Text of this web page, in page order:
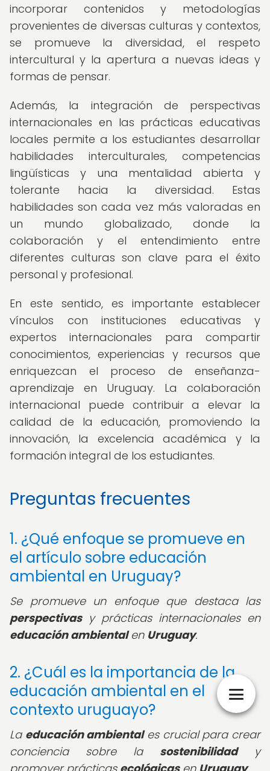
incorporar contenidos y metodologías
provenientes de diversas culturas y contextos,
se promueve la diversidad, el respeto
intercultural y la apertura a nuevas ideas y
formas de pensar.
Además, la integración de perspectivas
internacionales en las prácticas educativas
locales permite a los estudiantes desarrollar
habilidades interculturales, competencias
lingüísticas y una mentalidad abierta y
tolerante hacia la diversidad. Estas
habilidades son cada vez más valoradas en
un mundo globalizado, donde la
colaboración y el entendimiento entre
diferentes culturas son clave para el éxito
personal y profesional.
En este sentido, es importante establecer
vínculos con instituciones educativas y
expertos internacionales para compartir
conocimientos, experiencias y recursos que
enriquezcan el proceso de enseñanza-
aprendizaje en Uruguay. La colaboración
internacional puede contribuir a elevar la
calidad de la educación, promoviendo la
innovación, la excelencia académica y la
formación integral de los estudiantes.
Preguntas frecuentes
1. ¿Qué enfoque se promueve en
el artículo sobre educación
ambiental en Uruguay?
Se promueve un enfoque que destaca las
perspectivasy prácticas internacionales en
educación ambientalen Uruguay.
2. ¿Cuál es la importancia de la
educación ambiental en el
contexto uruguayo?
La educación ambientales crucial para crear
conciencia sobre la sostenibilidady